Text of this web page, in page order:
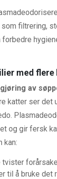
som filtrering,
med
av
katter ser det
og gir fersk
kan:
til å bruke det